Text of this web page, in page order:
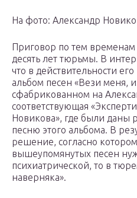
На фото: Александр
Приговор по тем
десять лет тюрьмы. В
что в действительности
альбом песен «Вези меня,
сфабрикованном на
соответствующая
Новикова», где были даны
песню этого альбома. В
решение, согласно
вышеупомянутых песен
психиатрической, то в
наверняка».